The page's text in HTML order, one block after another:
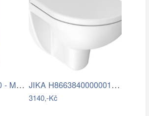
GROHE 39596000 - Modul pro WC RAPID SLX… JIKA H8663840000001 - Závěsné WC LYRA +…
3140,-Kč